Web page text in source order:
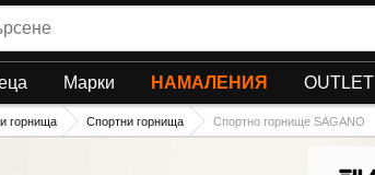
Марки НАМАЛЕНИЯ OUTLET
горнища Спортни горнища Спортно горнище SAGANO